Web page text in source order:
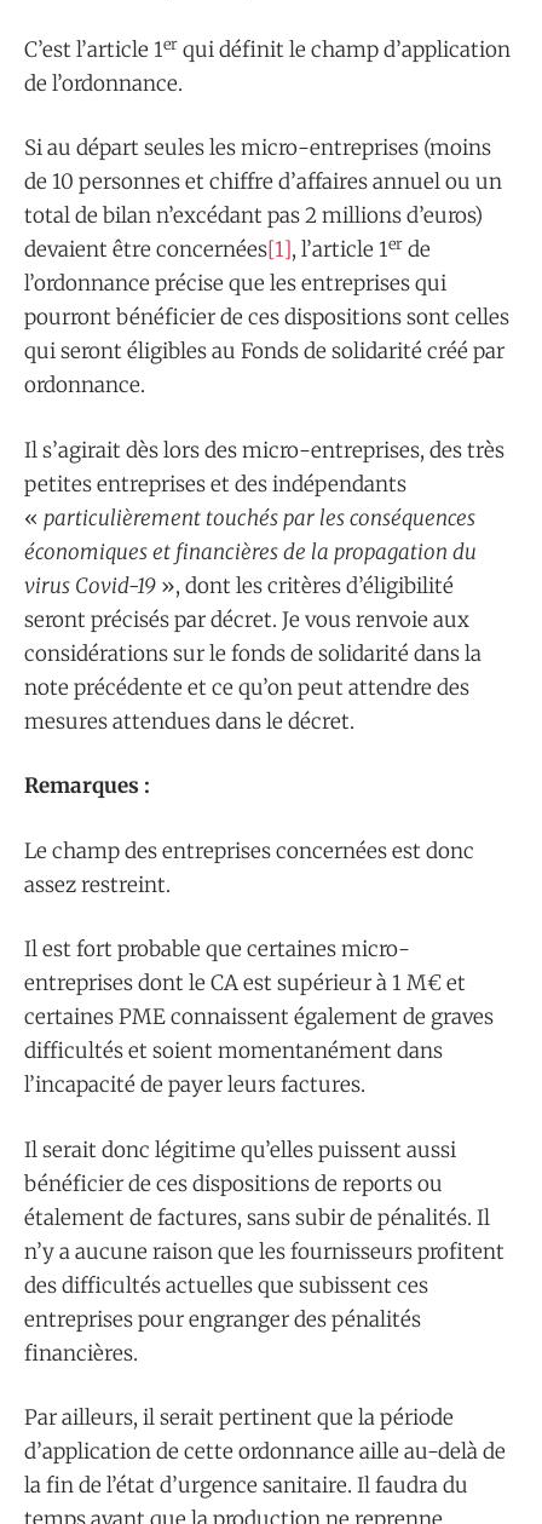
C’est l’article 1er qui définit le champ d’application
de l’ordonnance.
Si au départ seules les micro-entreprises (moins
de 10 personnes et chiffre d’affaires annuel ou un
total de bilan n’excédant pas 2 millions d’euros)
devaient être concernées[1], l’article 1er de
l’ordonnance précise que les entreprises qui
pourront bénéficier de ces dispositions sont celles
qui seront éligibles au Fonds de solidarité créé par
ordonnance.
Il s’agirait dès lors des micro-entreprises, des très
petites entreprises et des indépendants
« particulièrement touchés par les conséquences
économiques et financières de la propagation du
virus Covid-19 », dont les critères d’éligibilité
seront précisés par décret. Je vous renvoie aux
considérations sur le fonds de solidarité dans la
note précédente et ce qu’on peut attendre des
mesures attendues dans le décret.
Remarques :
Le champ des entreprises concernées est donc
assez restreint.
Il est fort probable que certaines micro-
entreprises dont le CA est supérieur à 1 M€ et
certaines PME connaissent également de graves
difficultés et soient momentanément dans
l’incapacité de payer leurs factures.
Il serait donc légitime qu’elles puissent aussi
bénéficier de ces dispositions de reports ou
étalement de factures, sans subir de pénalités. Il
n’y a aucune raison que les fournisseurs profitent
des difficultés actuelles que subissent ces
entreprises pour engranger des pénalités
financières.
Par ailleurs, il serait pertinent que la période
d’application de cette ordonnance aille au-delà de
la fin de l’état d’urgence sanitaire. Il faudra du